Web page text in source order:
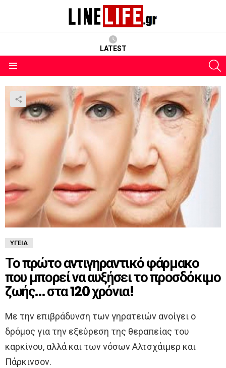
LATEST
ΥΓΕΊΑ
Το πρώτο αντιγηραντικό φάρμακο
που μπορεί να αυξήσει το προσδόκιμο
ζωής… στα 120 χρόνια!
Με την επιβράδυνση των γηρατειών ανοίγει ο
δρόμος για την εξεύρεση της θεραπείας του
καρκίνου, αλλά και των νόσων Αλτσχάιμερ και
Πάρκινσον.